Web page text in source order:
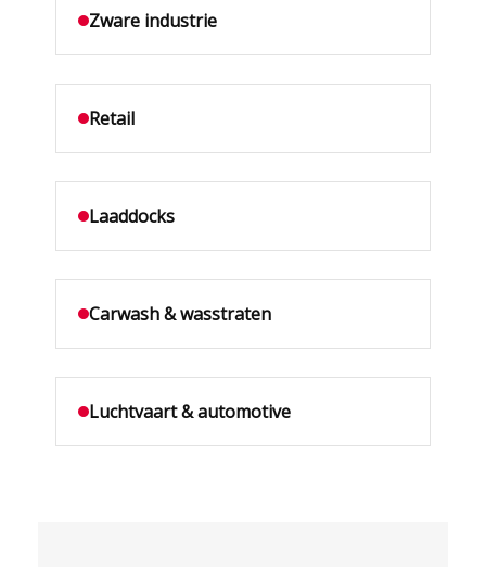
Zware industrie
Retail
Laaddocks
Carwash & wasstraten
Luchtvaart & automotive